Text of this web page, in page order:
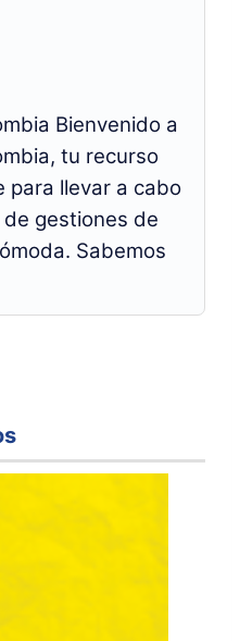
Bienvenido a
tu recurso
para llevar a cabo
gestiones de
Sabemos